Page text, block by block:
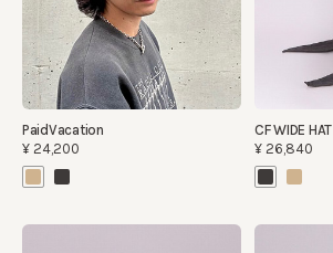
PaidVacation
¥24,200
CF WIDE HAT
¥26,840